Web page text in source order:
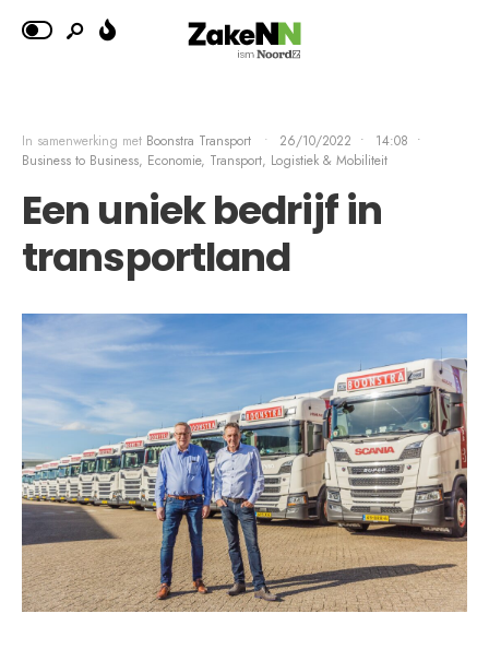
In samenwerking met Boonstra Transport • 26/10/2022 • 14:08 •
Business to Business, Economie, Transport, Logistiek & Mobiliteit
Een uniek bedrijf in
transportland